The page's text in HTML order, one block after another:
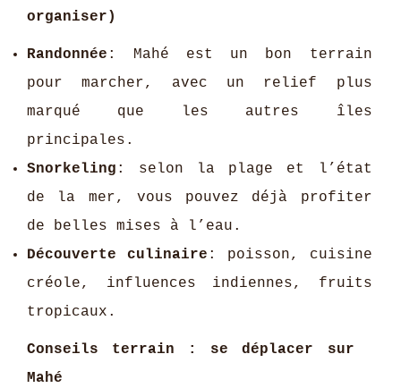
organiser)
Randonnée : Mahé est un bon terrain
pour marcher, avec un relief plus
marqué que les autres îles
principales.
Snorkeling : selon la plage et l’état
de la mer, vous pouvez déjà profiter
de belles mises à l’eau.
Découverte culinaire : poisson, cuisine
créole, influences indiennes, fruits
tropicaux.
Conseils terrain : se déplacer sur
Mahé